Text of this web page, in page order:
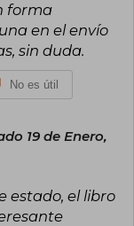
forma
en el envío
sin duda.
No es útil
19 de Enero,
estado, el libro